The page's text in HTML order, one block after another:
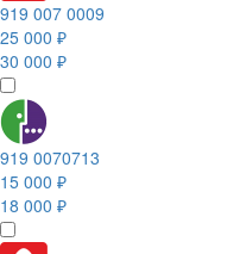
919 007 0009
25 000 ₽
30 000 ₽
919 0070713
15 000 ₽
18 000 ₽